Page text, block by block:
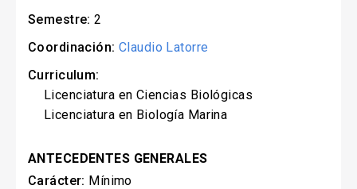
Semestre: 2
Coordinación: Claudio Latorre
Curriculum:
Licenciatura en Ciencias Biológicas
Licenciatura en Biología Marina
ANTECEDENTES GENERALES
Carácter: Mínimo